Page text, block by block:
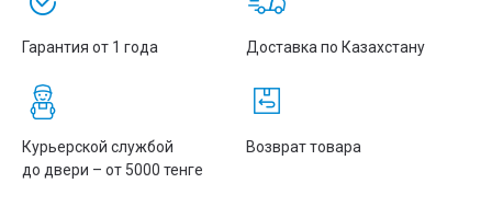
Диапазон частот: 100 — 10000 Гц;
Направленность: сердцеобразная;
Чувствительность: -43 ± 3 дБ.
Характеристики
Гарантия от 1 года Доставка по Казахстану
Курьерской службой
до двери – от 5000 тенге
Возврат товара